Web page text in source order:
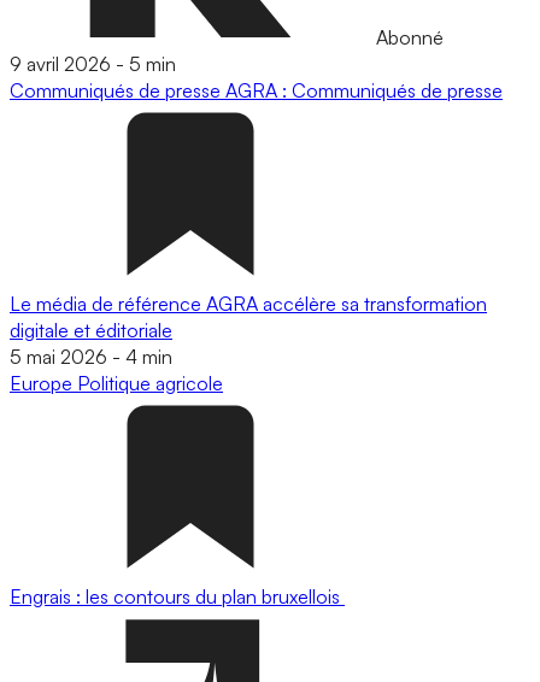
Abonné
9 avril 2026 - 5 min
Communiqués de presse AGRA : Communiqués de presse
Le média de référence AGRA accélère sa transformation
digitale et éditoriale
5 mai 2026 - 4 min
Europe Politique agricole
Engrais : les contours du plan bruxellois